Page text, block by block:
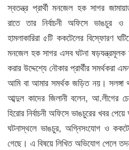
স্বতন্ত্র প্রার্থী মনজেল হক সাগর
রাতে তার নির্বাচনী অফিসে
হামলাকারিরা ৫টি ককটেলের বিস্ফোরণ
মনজেল হক সাগর এসব ঘটনা ষড়যন্ত্রমূলক
করার উদ্দেশ্যে নৌকার প্রার্থীর সমর্থকরা
আমি বা আমার সমর্থক জড়িত নয়। সলঙ্গা
আব্দুল কাদের জিলানী বলেন, আ.লীগের
হিরোর নির্বাচনী অফিসে ভাঙচুরের খবর
ঘটনাস্থলে ভাঙচুর, অগ্নিসংযোগ ও
গেছে। এ বিষয়ে লিখিত অভিযোগ পেলে